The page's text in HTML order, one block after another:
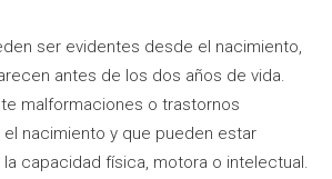
ser evidentes desde el nacimiento,
antes de los dos años de vida.
malformaciones o trastornos
nacimiento y que pueden estar
capacidad física, motora o intelectual.